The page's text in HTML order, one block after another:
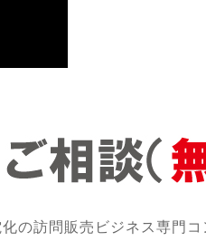
の訪問販売ビジネス専門